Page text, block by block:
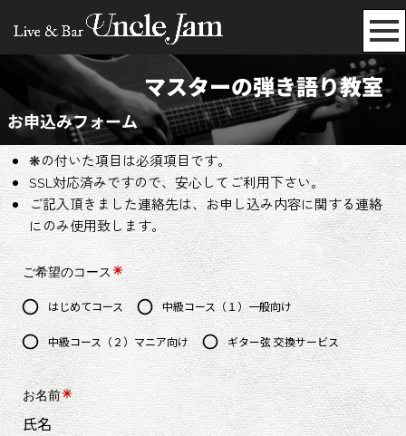
マスターの弾き語り教室
お申込みフォーム
❋の付いた項目は必須項目です。
SSL対応済みですので、安心してご利用下さい。
ご記入頂きました連絡先は、お申し込み内容に関する連絡
にのみ使用致します。